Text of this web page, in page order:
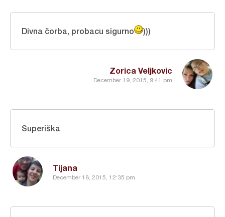
Zorica Veljkovic
December 19, 2015, 9:41 pm
Divna čorba, probacu sigurno )))
Tijana
December 18, 2015, 12:35 pm
Superiška